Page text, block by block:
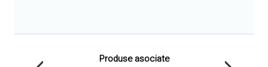
Produse asociate